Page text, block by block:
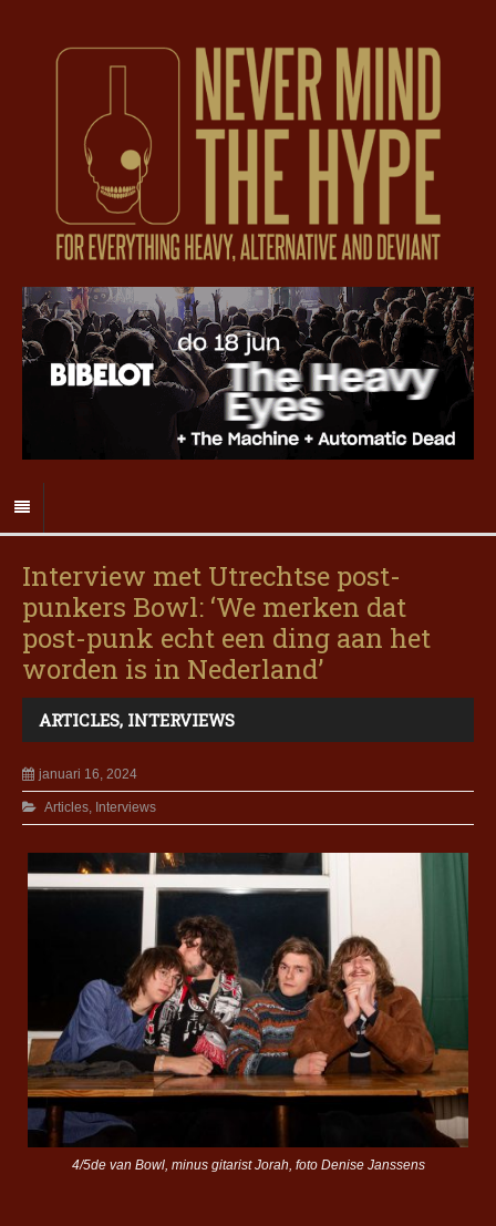
Interview met Utrechtse post-
punkers Bowl: ‘We merken dat
post-punk echt een ding aan het
worden is in Nederland’
ARTICLES, INTERVIEWS
januari 16, 2024
Articles, Interviews
4/5de van Bowl, minus gitarist Jorah, foto Denise Janssens